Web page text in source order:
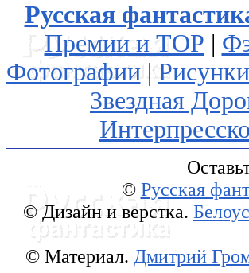
Русская
Премии и ТОР |
Фотографии| Рисунки
Звездная
© Русская
© Дизайн и верстка.
© Материал. Дмитрий